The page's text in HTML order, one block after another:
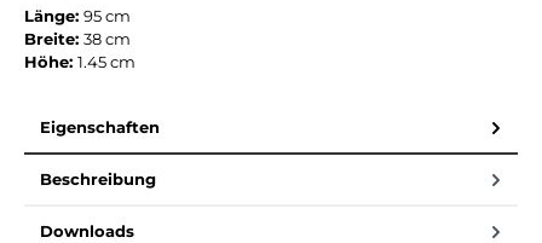
Länge: 95 cm
Breite: 38 cm
Höhe: 1.45 cm
Eigenschaften
Beschreibung
Downloads